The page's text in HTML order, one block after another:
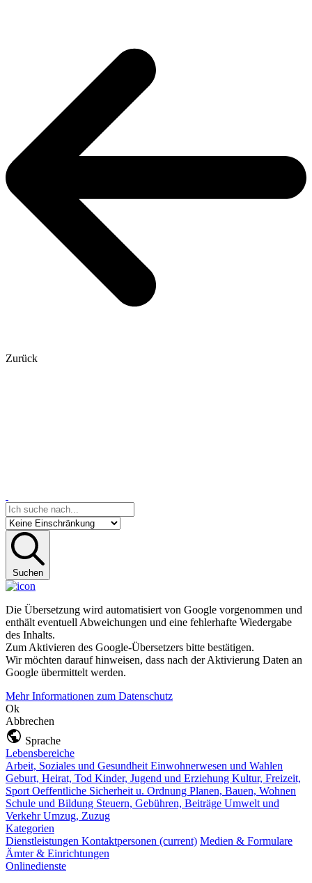
Zurück
Suchen
Die Übersetzung wird automatisiert von Google vorgenommen und
enthält eventuell Abweichungen und eine fehlerhafte Wiedergabe
des Inhalts.
Zum Aktivieren des Google-Übersetzers bitte bestätigen.
Wir möchten darauf hinweisen, dass nach der Aktivierung Daten an
Google übermittelt werden.
Mehr Informationen zum Datenschutz
Ok
Abbrechen
Sprache
Lebensbereiche
Arbeit, Soziales und Gesundheit Einwohnerwesen und Wahlen
Geburt, Heirat, Tod Kinder, Jugend und Erziehung Kultur, Freizeit,
Sport Oeffentliche Sicherheit u. Ordnung Planen, Bauen, Wohnen
Schule und Bildung Steuern, Gebühren, Beiträge Umwelt und
VerkehrUmzug, Zuzug
Kategorien
Dienstleistungen Kontaktpersonen (current) Medien & Formulare
Ämter & Einrichtungen
Onlinedienste